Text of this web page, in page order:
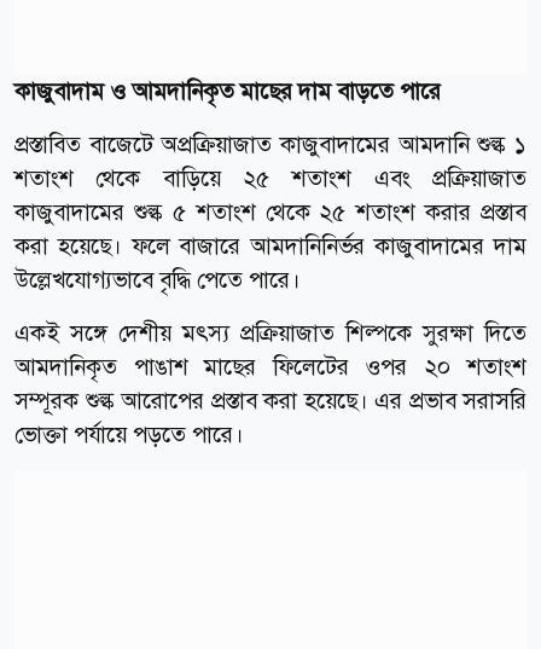
কাজুবাদাম ও আমদানিকৃত মাছের দাম বাড়তে পারে
প্রস্তাবিত বাজেটে অপ্রক্রিয়াজাত কাজুবাদামের আমদানি শুল্ক ১
শতাংশ থেকে বাড়িয়ে ২৫ শতাংশ এবং প্রক্রিয়াজাত
কাজুবাদামের শুল্ক ৫ শতাংশ থেকে ২৫ শতাংশ করার প্রস্তাব
করা হয়েছে। ফলে বাজারে আমদানিনির্ভর কাজুবাদামের দাম
উল্লেখযোগ্যভাবে বৃদ্ধি পেতে পারে।
একই সঙ্গে দেশীয় মৎস্য প্রক্রিয়াজাত শিল্পকে সুরক্ষা দিতে
আমদানিকৃত পাঙাশ মাছের ফিলেটের ওপর ২০ শতাংশ
সম্পূরক শুল্ক আরোপের প্রস্তাব করা হয়েছে। এর প্রভাব সরাসরি
ভোক্তা পর্যায়ে পড়তে পারে।